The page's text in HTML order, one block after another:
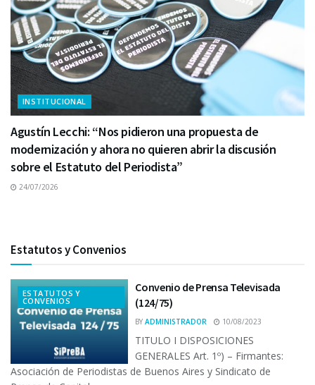
INSTITUCIONAL
Agustín Lecchi: “Nos pidieron una propuesta de
modernización y ahora no quieren abrir la discusión
sobre el Estatuto del Periodista”
24/07/2026
Estatutos y Convenios
ESTATUTOS Y
CONVENIOS
Convenio de Prensa Televisada
(124/75)
BY ADMINISTRADOR 10/08/2023
TITULO I DISPOSICIONES
GENERALES Art. 1º) – Firmantes:
Asociación de Periodistas de Buenos Aires y Sindicato de